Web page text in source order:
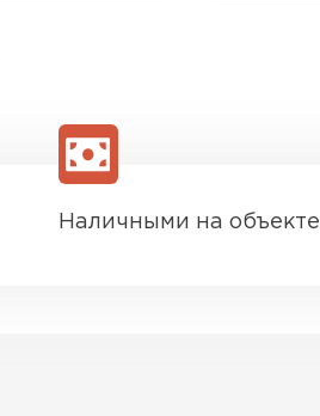
Наличными на объекте